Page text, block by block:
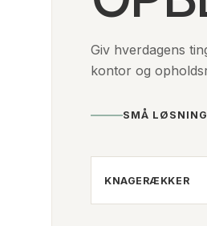
Giv hverdagens
kontor og
SMÅ
KNAGERÆKKER